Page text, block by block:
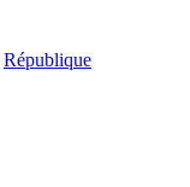
République